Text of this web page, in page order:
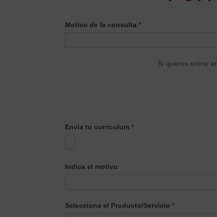
CONTACTO
Motivo de la consulta*
Si quieres entrar
Envia tu currículum*
Indica el motivo
Selecciona el Producto/Servicio*